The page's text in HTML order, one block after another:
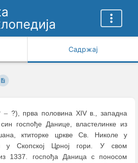
Садржај
– ?), прва половина XIV в., западна
госпође Данице, властелинке из
ктиторке цркве Св. Николе у
у Скопској Црној гори. У свом
1337. госпођа Даница с поносом